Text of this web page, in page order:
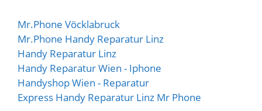
Mr.Phone Vöcklabruck
Mr.Phone Handy Reparatur Linz
Handy Reparatur Linz
Handy Reparatur Wien - Iphone
Handyshop Wien - Reparatur
Express Handy Reparatur Linz Mr Phone